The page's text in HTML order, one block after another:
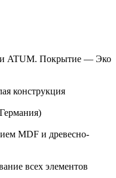
ATUM. Покрытие — Эко
конструкция
MDF и древесно-
всех элементов